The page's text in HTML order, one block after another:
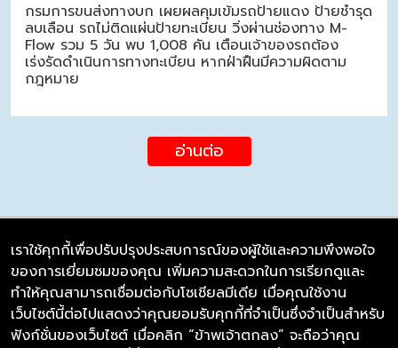
กรมการขนส่งทางบก เผยผลคุมเข้มรถป้ายแดง ป้ายชำรุด
ลบเลือน รถไม่ติดแผ่นป้ายทะเบียน วิ่งผ่านช่องทาง M-
Flow รวม 5 วัน พบ 1,008 คัน เตือนเจ้าของรถต้อง
เร่งรัดดำเนินการทางทะเบียน หากฝ่าฝืนมีความผิดตาม
กฎหมาย
อ่านต่อ
บริษัท ซิมลิงค์ จำกัด
98/226 Bangrakyai-Baanmai Road,
Bangyai, Nonthaburi 11140
เราใช้คุกกี้เพื่อปรับปรุงประสบการณ์ของผู้ใช้และความพึงพอใจ
ของการเยี่ยมชมของคุณ เพิ่มความสะดวกในการเรียกดูและ
ทำให้คุณสามารถเชื่อมต่อกับโซเชียลมีเดีย เมื่อคุณใช้งาน
เว็บไซต์นี้ต่อไปแสดงว่าคุณยอมรับคุกกี้ที่จำเป็นซึ่งจำเป็นสำหรับ
ฟังก์ชั่นของเว็บไซต์ เมื่อคลิก “ข้าพเจ้าตกลง” จะถือว่าคุณ